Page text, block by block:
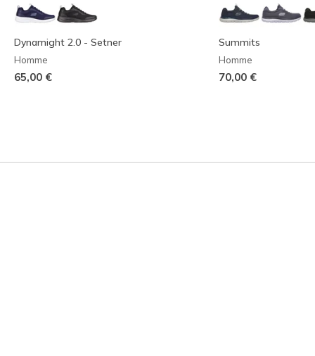
Dynamight 2.0 - Setner
Homme
65,00 €
Summits
Homme
70,00 €